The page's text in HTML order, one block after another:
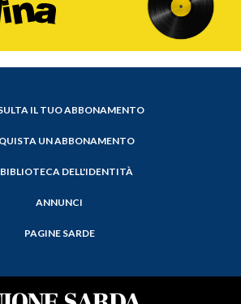
IL TUO ABBONAMENTO
UN ABBONAMENTO
DELL'IDENTITÀ
ANNUNCI
PAGINE SARDE